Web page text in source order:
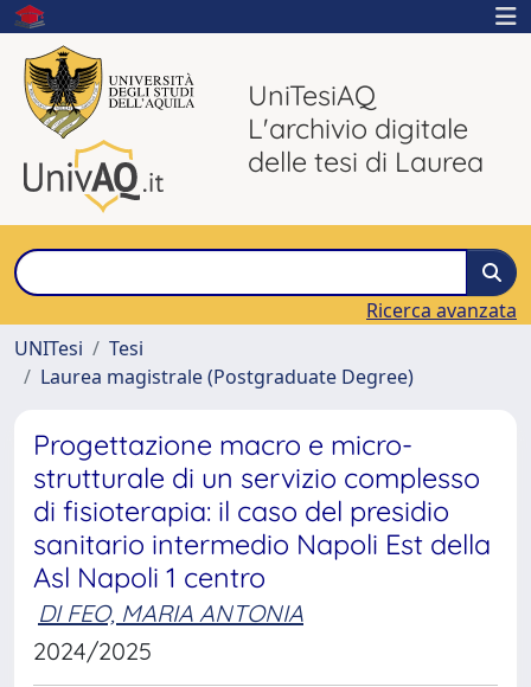
UniTesiAQ
L'archivio digitale
delle tesi di Laurea
Ricerca avanzata
UNITesi
Tesi
Laurea magistrale (Postgraduate Degree)
Progettazione macro e micro-
strutturale di un servizio complesso
di fisioterapia: il caso del presidio
sanitario intermedio Napoli Est della
Asl Napoli 1 centro
DI FEO, MARIA ANTONIA
2024/2025